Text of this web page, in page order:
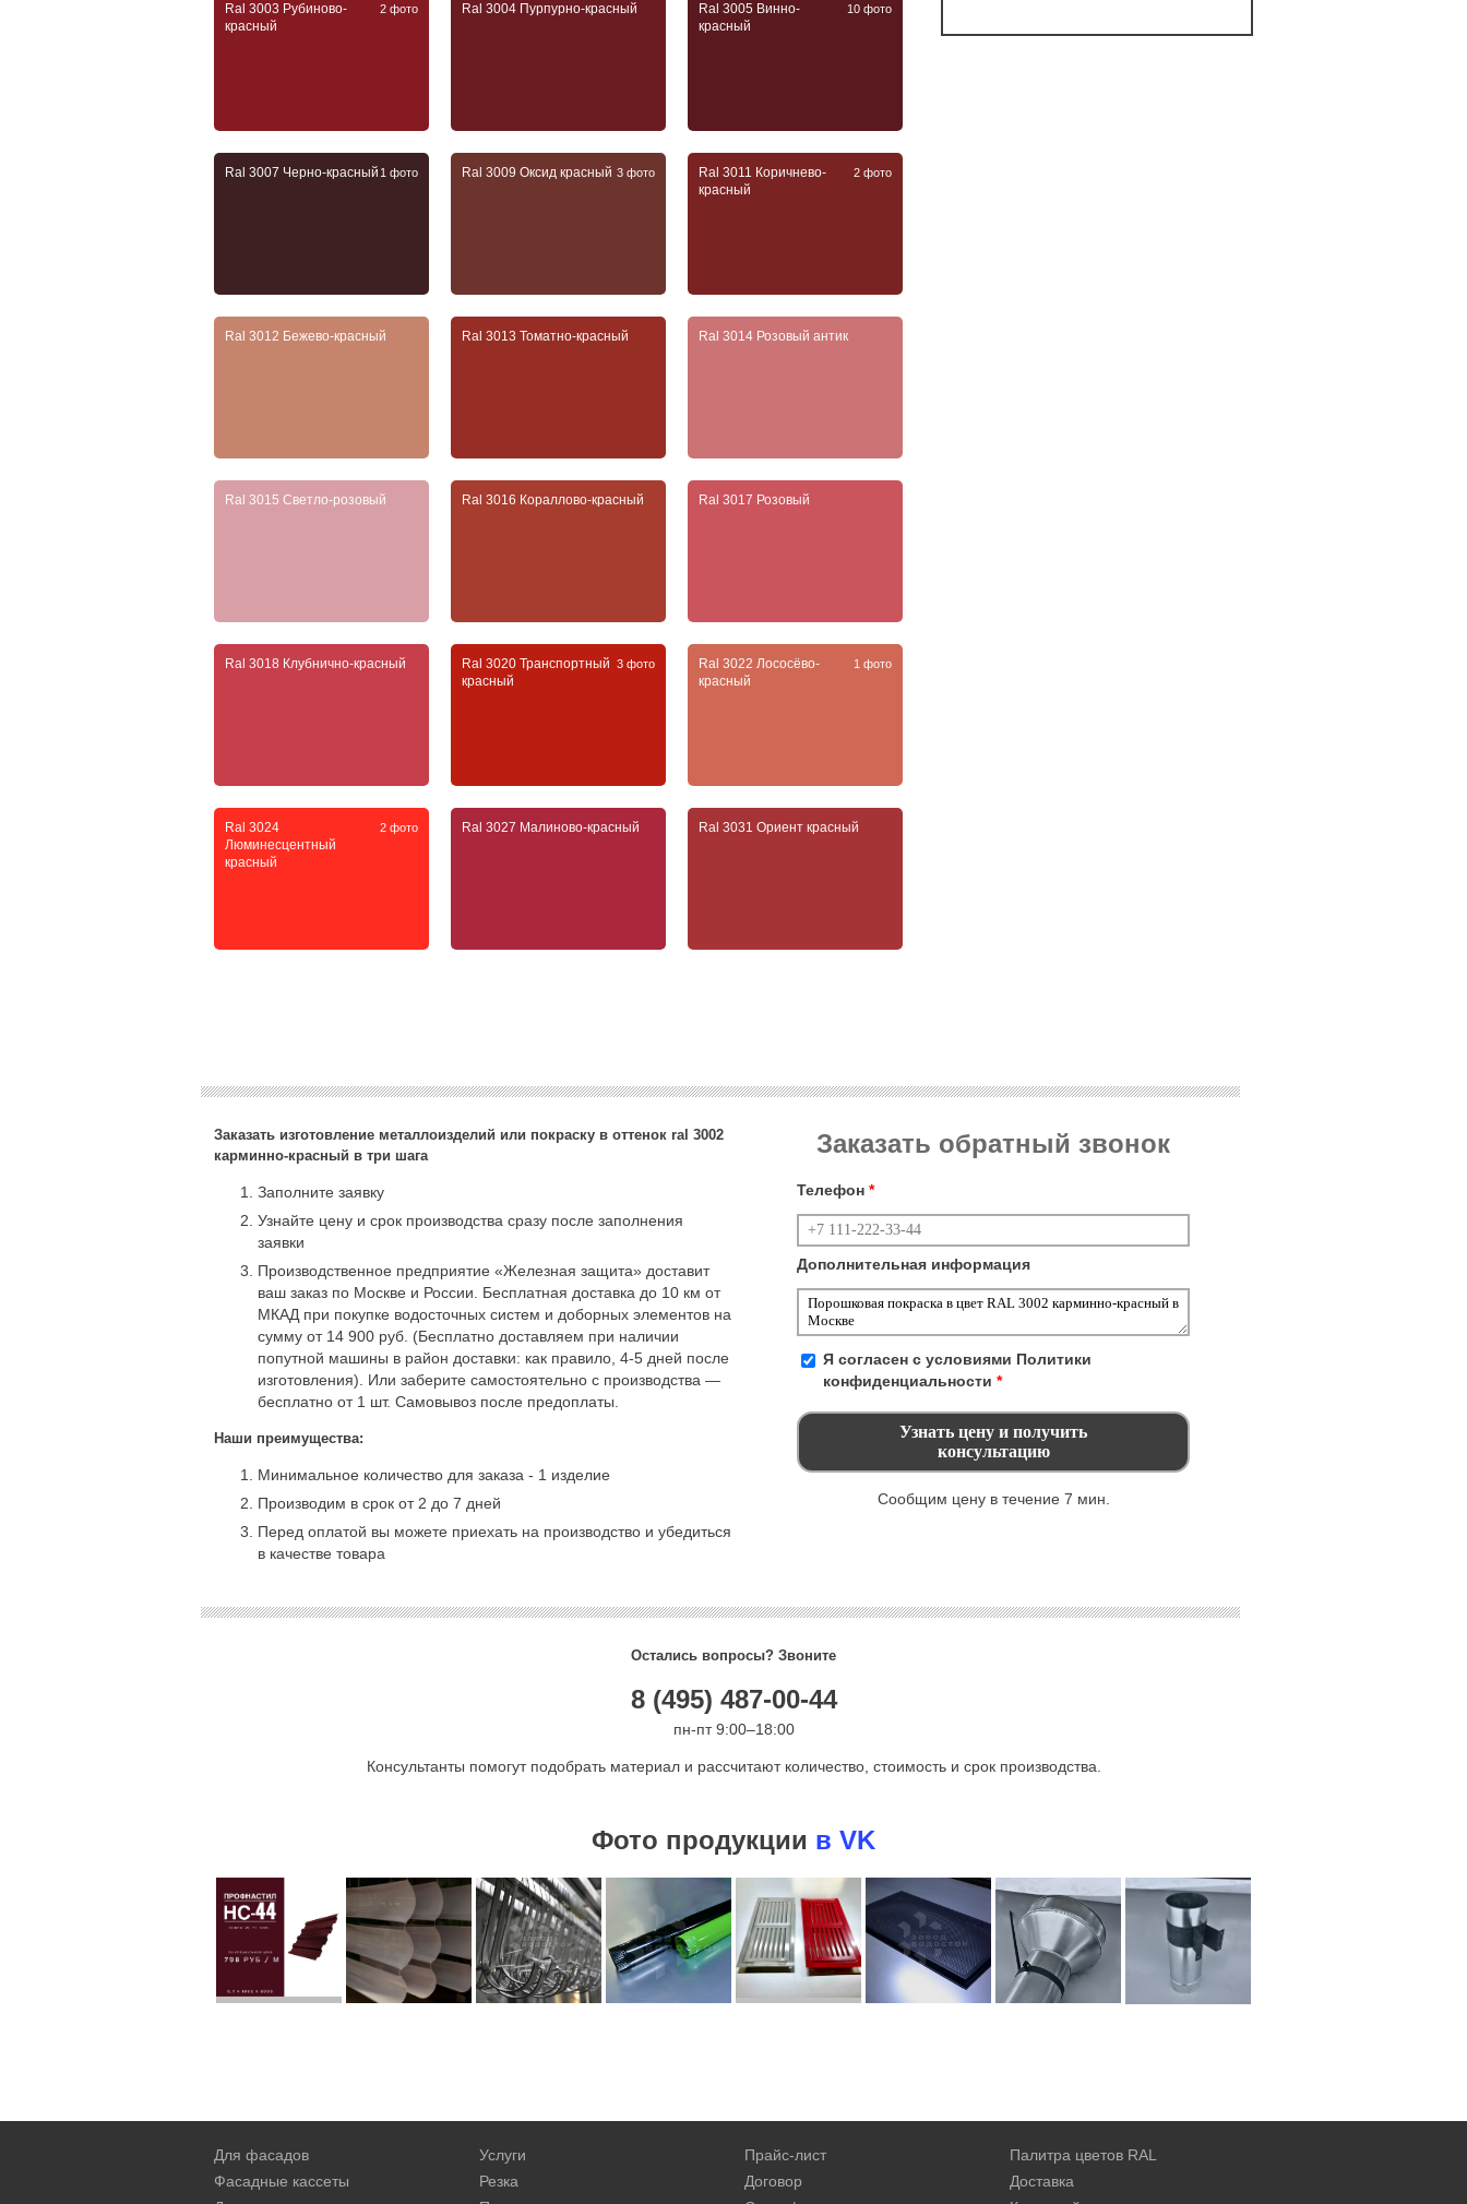
Ral 3003 Рубиново-
красный
2 фото Ral 3004 Пурпурно-красный
Ral 3005 Винно-
красный
10 фото
Ral 3007 Черно-красный1 фото Ral 3009 Оксид красный 3 фото
Ral 3011 Коричнево-
красный
2 фото
Ral 3012 Бежево-красный Ral 3013 Томатно-красный Ral 3014 Розовый антик
Ral 3015 Светло-розовый Ral 3016 Кораллово-красный Ral 3017 Розовый
Ral 3018 Клубнично-красный
Ral 3020 Транспортный
красный
3 фото
Ral 3022 Лососёво-
красный
1 фото
Ral 3024
Люминесцентный
красный
2 фото Ral 3027 Малиново-красный Ral 3031 Ориент красный
Заказать изготовление металлоизделий или покраску в оттенок ral 3002
карминно-красный в три шага
Заполните заявку
Узнайте цену и срок производства сразу после заполнения
заявки
Производственное предприятие «Железная защита» доставит
ваш заказ по Москве и России. Бесплатная доставка до 10 км от
МКАД при покупке водосточных систем и доборных элементов на
сумму от 14 900 руб. (Бесплатно доставляем при наличии
попутной машины в район доставки: как правило, 4-5 дней после
изготовления). Или заберите самостоятельно с производства —
бесплатно от 1 шт. Самовывоз после предоплаты.
Наши преимущества:
Минимальное количество для заказа - 1 изделие
Производим в срок от 2 до 7 дней
Перед оплатой вы можете приехать на производство и убедиться
в качестве товара
Заказать обратный звонок
Телефон *
Дополнительная информация
Я согласен с условиями Политики
конфиденциальности *
Сообщим цену в течение 7 мин.
Остались вопросы? Звоните
8 (495) 487-00-44
пн-пт 9:00–18:00
Консультанты помогут подобрать материал и рассчитают количество, стоимость и срок производства.
Фото продукции в VK
Для фасадов
Фасадные кассеты
Услуги
Резка
Прайс-лист
Договор
Палитра цветов RAL
Доставка